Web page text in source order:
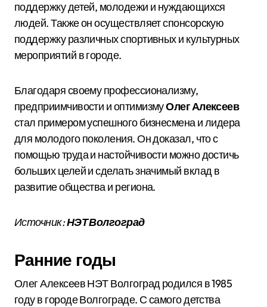
поддержку детей, молодежи и нуждающихся
людей. Также он осуществляет спонсорскую
поддержку различных спортивных и культурных
мероприятий в городе.
Благодаря своему профессионализму,
предприимчивости и оптимизмуОлег Алексеев
стал примером успешного бизнесмена и лидера
для молодого поколения. Он доказал, что с
помощью труда и настойчивости можно достичь
больших целей и сделать значимый вклад в
развитие общества и региона.
Источник:НЭТ Волгоград
Ранние годы
Олег Алексеев НЭТ Волгоград родился в 1985
году в городе Волгограде. С самого детства